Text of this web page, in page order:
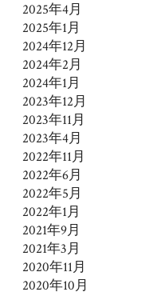
2025年4月
2025年1月
2024年12月
2024年2月
2024年1月
2023年12月
2023年11月
2023年4月
2022年11月
2022年6月
2022年5月
2022年1月
2021年9月
2021年3月
2020年11月
2020年10月